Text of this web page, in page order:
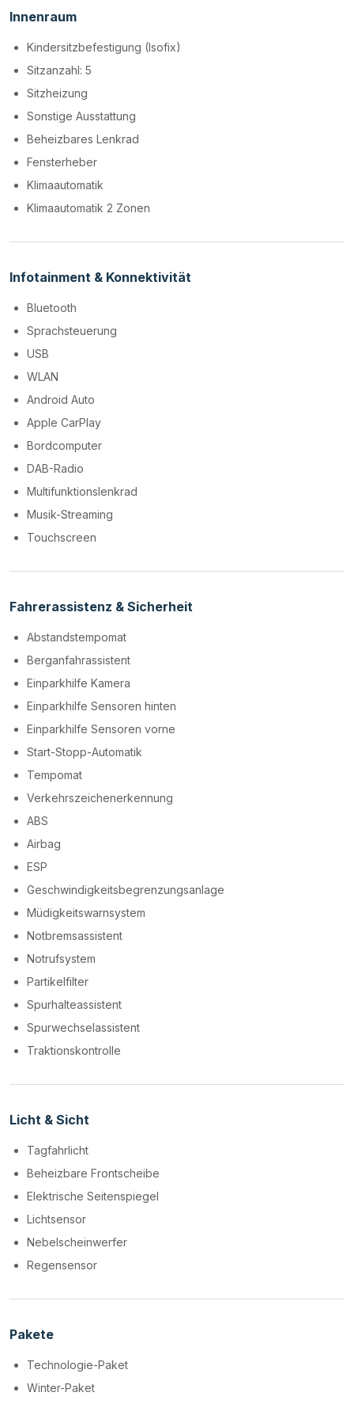
Innenraum
Kindersitzbefestigung (Isofix)
Sitzanzahl: 5
Sitzheizung
Sonstige Ausstattung
Beheizbares Lenkrad
Fensterheber
Klimaautomatik
Klimaautomatik 2 Zonen
Infotainment & Konnektivität
Bluetooth
Sprachsteuerung
USB
WLAN
Android Auto
Apple CarPlay
Bordcomputer
DAB-Radio
Multifunktionslenkrad
Musik-Streaming
Touchscreen
Fahrerassistenz & Sicherheit
Abstandstempomat
Berganfahrassistent
Einparkhilfe Kamera
Einparkhilfe Sensoren hinten
Einparkhilfe Sensoren vorne
Start-Stopp-Automatik
Tempomat
Verkehrszeichenerkennung
ABS
Airbag
ESP
Geschwindigkeitsbegrenzungsanlage
Müdigkeitswarnsystem
Notbremsassistent
Notrufsystem
Partikelfilter
Spurhalteassistent
Spurwechselassistent
Traktionskontrolle
Licht & Sicht
Tagfahrlicht
Beheizbare Frontscheibe
Elektrische Seitenspiegel
Lichtsensor
Nebelscheinwerfer
Regensensor
Pakete
Technologie-Paket
Winter-Paket